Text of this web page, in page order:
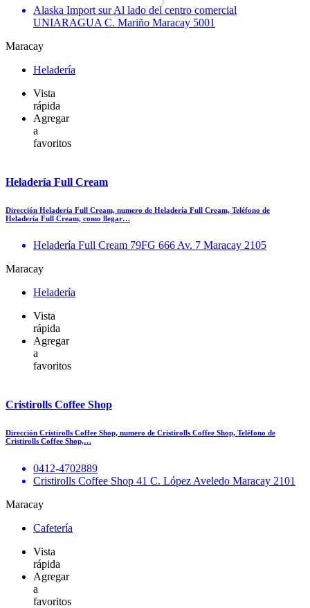
Alaska Import sur Al lado del centro comercial
UNIARAGUA C. Mariño Maracay 5001
Maracay
Heladería
Vista
rápida
Agregar
a
favoritos
Heladería Full Cream
Dirección Heladería Full Cream, numero de Heladería Full Cream, Teléfono de
Heladería Full Cream, como llegar…
Heladería Full Cream 79FG 666 Av. 7 Maracay 2105
Maracay
Heladería
Vista
rápida
Agregar
a
favoritos
Cristirolls Coffee Shop
Dirección Cristirolls Coffee Shop, numero de Cristirolls Coffee Shop, Teléfono de
Cristirolls Coffee Shop,…
0412-4702889
Cristirolls Coffee Shop 41 C. López Aveledo Maracay 2101
Maracay
Cafetería
Vista
rápida
Agregar
a
favoritos